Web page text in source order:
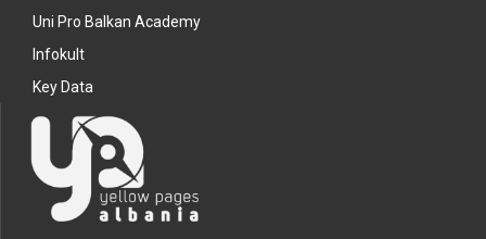
Uni Pro Balkan Academy
Infokult
Key Data